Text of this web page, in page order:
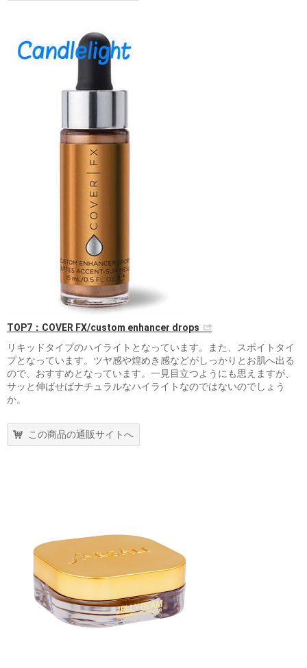
TOP7：COVER FX/custom enhancer drops
リキッドタイプのハイライトとなっています。また、スポイトタイ
プとなっています。ツヤ感や煌めき感などがしっかりとお肌へ出る
ので、おすすめとなっています。一見目立つようにも思えますが、
サッと伸ばせばナチュラルなハイライトなのではないのでしょう
か。
この商品の通販サイトへ